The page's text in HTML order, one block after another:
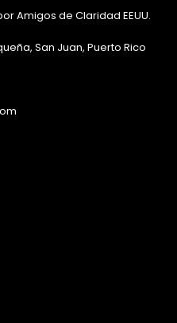
Amigos de Claridad EEUU.
San Juan, Puerto Rico